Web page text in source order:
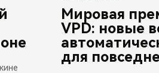
Мировая
VPD: новые
для